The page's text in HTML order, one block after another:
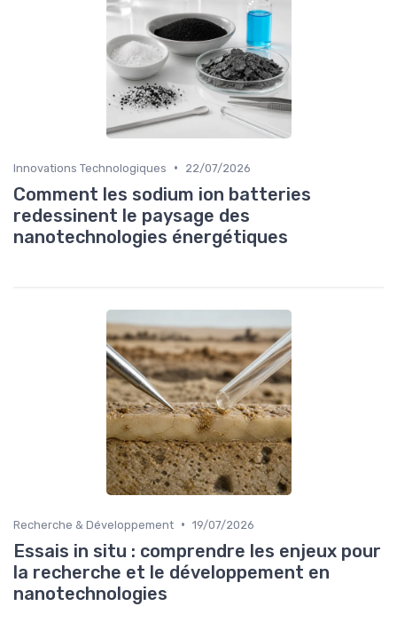
Innovations Technologiques • 22/07/2026
Comment les sodium ion batteries
redessinent le paysage des
nanotechnologies énergétiques
Recherche & Développement • 19/07/2026
Essais in situ : comprendre les enjeux pour
la recherche et le développement en
nanotechnologies